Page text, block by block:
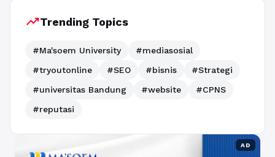
trending_upTrending Topics
#Ma'soem University
#mediasosial
#tryoutonline
#SEO #bisnis
#Strategi
#universitas Bandung
#website
#CPNS
#reputasi
AD